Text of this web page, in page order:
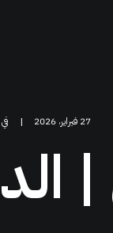
27 فبراير، 2026 | في